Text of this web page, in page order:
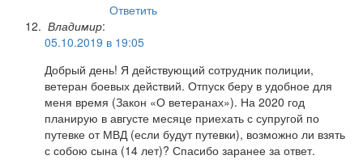
Ответить
Владимир:
05.10.2019 в 19:05
Добрый день! Я действующий сотрудник полиции,
ветеран боевых действий. Отпуск беру в удобное для
меня время (Закон «О ветеранах»). На 2020 год
планирую в августе месяце приехать с супругой по
путевке от МВД (если будут путевки), возможно ли взять
с собою сына (14 лет)? Спасибо заранее за ответ.